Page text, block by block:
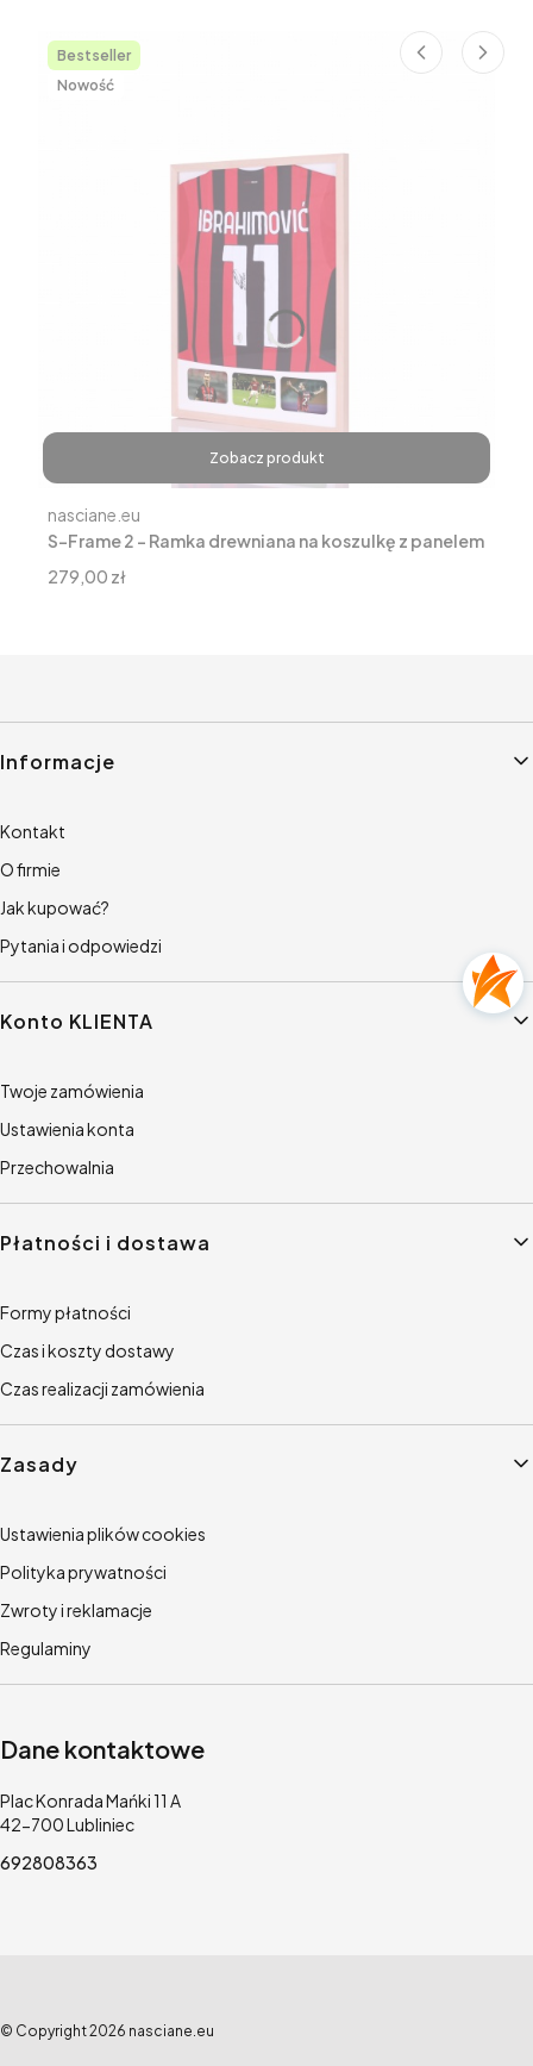
Bestseller
Nowość
Zobacz produkt
S-Frame 2 - Ramka drewniana na koszulkę z panelem
Producent
nasciane.eu
Cena
279,00 zł
Linki w stopce
Informacje
Kontakt
O firmie
Jak kupować?
Pytania i odpowiedzi
Konto KLIENTA
Twoje zamówienia
Ustawienia konta
Przechowalnia
Płatności i dostawa
Formy płatności
Czas i koszty dostawy
Czas realizacji zamówienia
Zasady
Ustawienia plików cookies
Polityka prywatności
Zwroty i reklamacje
Regulaminy
Dane kontaktowe
Adres:
Plac Konrada Mańki 11 A
42-700 Lubliniec
692808363
© Copyright 2026 nasciane.eu